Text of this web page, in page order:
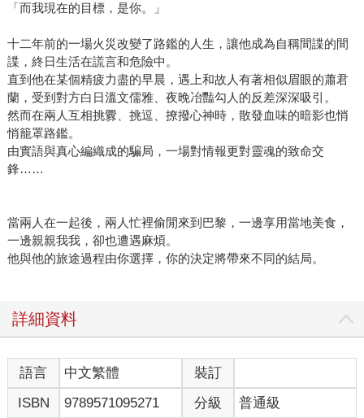
「而我現在的目標，是你。」
十二年前的一場火災改變了路鑑的人生，讓他成為自稱間諜的間
諜，終日生活在謊言和危險中。
直到他在某個精疲力盡的早晨，遇上和故人有著相似眉眼的蕭君
蘭，受到對方白日溫文儒雅、夜晚冶豔勾人的反差深深吸引。
然而在兩人互相挑釁、挑逗、撩撥心神時，散發血味的暗影也悄
悄籠罩路鑑。
由實語與真心編織成的騙局，一場對情報更對靈魂的致命交
鋒……
當兩人在一起後，兩人忙裡偷閒來到巴黎，一邊享用當地美食，
一邊親親我我，卻也遭遇麻煩。
他與他的旅途過程由你選擇，你的決定將帶來不同的結局。
詳細資料
語言 中文繁體
裝訂
ISBN
9789571095271 分級 普通級